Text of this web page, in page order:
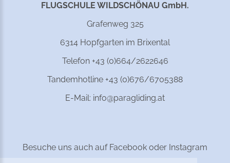
FLUGSCHULE WILDSCHÖNAU GmbH.
Grafenweg 325
6314 Hopfgarten im Brixental
Telefon +43 (0)664/2622646
Tandemhotline +43 (0)676/6705388
E-Mail: info@paragliding.at
Besuche uns auch auf Facebook oder Instagram